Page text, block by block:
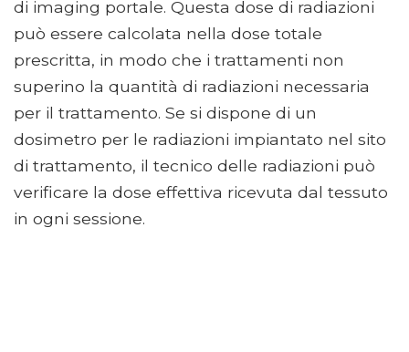
di imaging portale. Questa dose di radiazioni
può essere calcolata nella dose totale
prescritta, in modo che i trattamenti non
superino la quantità di radiazioni necessaria
per il trattamento. Se si dispone di un
dosimetro per le radiazioni impiantato nel sito
di trattamento, il tecnico delle radiazioni può
verificare la dose effettiva ricevuta dal tessuto
in ogni sessione.